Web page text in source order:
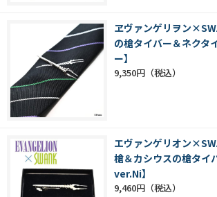
ヱヴァンゲリヲン
の槍タイバー＆ネクタ
ー】
9,350円
エヴァンゲリオン
槍＆カシウスの槍タイ
ver.Ni】
9,460円